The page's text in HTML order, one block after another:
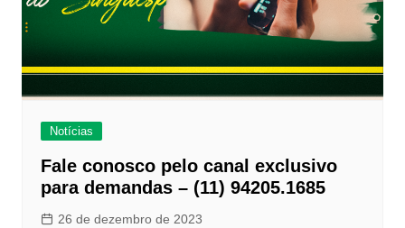
Notícias
Fale conosco pelo canal exclusivo
para demandas – (11) 94205.1685
26 de dezembro de 2023